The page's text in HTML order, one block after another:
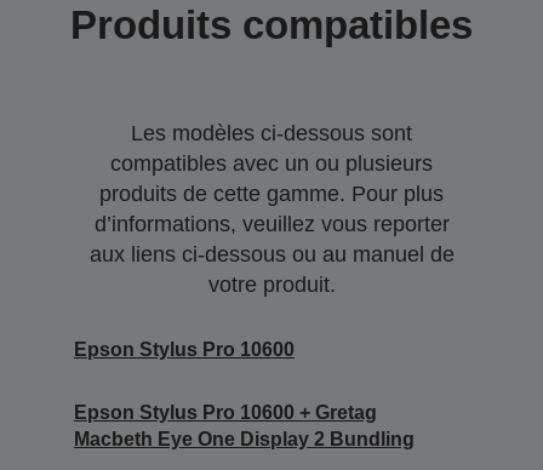
Produits compatibles
Les modèles ci-dessous sont
compatibles avec un ou plusieurs
produits de cette gamme. Pour plus
d’informations, veuillez vous reporter
aux liens ci-dessous ou au manuel de
votre produit.
Epson Stylus Pro 10600
Epson Stylus Pro 10600 + Gretag
Macbeth Eye One Display 2 Bundling